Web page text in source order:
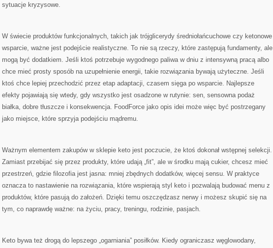
sytuacje kryzysowe.
W świecie produktów funkcjonalnych, takich jak trójglicerydy średniołańcuchowe czy ketonowe
wsparcie, ważne jest podejście realistyczne. To nie są rzeczy, które zastępują fundamenty, ale
mogą być dodatkiem. Jeśli ktoś potrzebuje wygodnego paliwa w dniu z intensywną pracą albo
chce mieć prosty sposób na uzupełnienie energii, takie rozwiązania bywają użyteczne. Jeśli
ktoś chce lepiej przechodzić przez etap adaptacji, czasem sięga po wsparcie. Najlepsze
efekty pojawiają się wtedy, gdy wszystko jest osadzone w rutynie: sen, sensowna podaż
białka, dobre tłuszcze i konsekwencja. FoodForce jako opis idei może więc być postrzegany
jako miejsce, które sprzyja podejściu mądremu.
Ważnym elementem zakupów w sklepie keto jest poczucie, że ktoś dokonał wstępnej selekcji.
Zamiast przebijać się przez produkty, które udają „fit”, ale w środku mają cukier, chcesz mieć
przestrzeń, gdzie filozofia jest jasna: mniej zbędnych dodatków, więcej sensu. W praktyce
oznacza to nastawienie na rozwiązania, które wspierają styl keto i pozwalają budować menu z
produktów, które pasują do założeń. Dzięki temu oszczędzasz nerwy i możesz skupić się na
tym, co naprawdę ważne: na życiu, pracy, treningu, rodzinie, pasjach.
Keto bywa też drogą do lepszego „ogarniania” posiłków. Kiedy ograniczasz węglowodany,